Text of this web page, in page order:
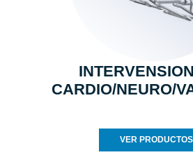
CARDIO/NEURO/
VER PRODUCTOS